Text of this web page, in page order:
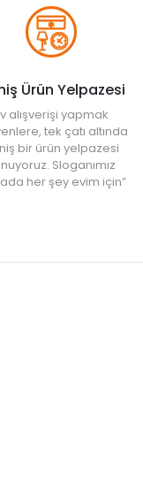
Ürün Yelpazesi
alışverişi yapmak
tek çatı altında
bir ürün yelpazesi
Sloganımız
her şey evim için”